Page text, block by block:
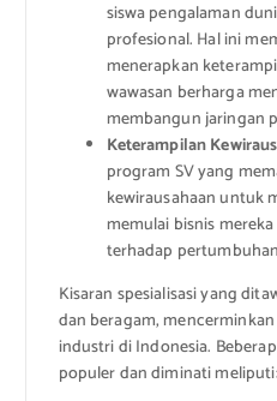
siswa pengalaman
profesional. Hal ini
menerapkan
wawasan berharga
membangun jaringan
Keterampilan
program SV yang
kewirausahaan untuk
memulai bisnis
terhadap
Kisaran spesialisasi yang
dan beragam,
industri di Indonesia.
populer dan diminati meliputi: